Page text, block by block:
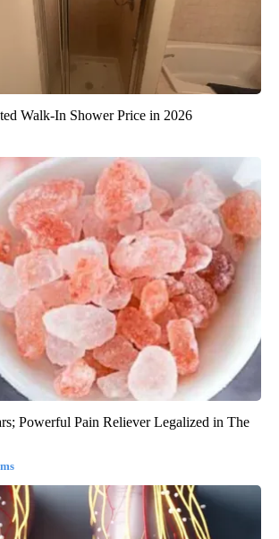
Walk-In Shower Price in 2026
Powerful Pain Reliever Legalized in The